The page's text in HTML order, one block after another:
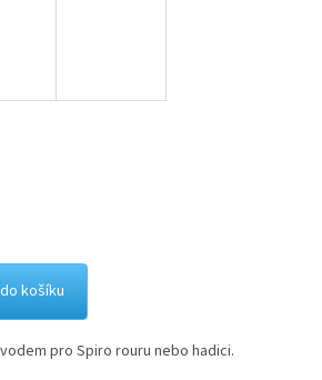
košíku
pro Spiro rouru nebo hadici.